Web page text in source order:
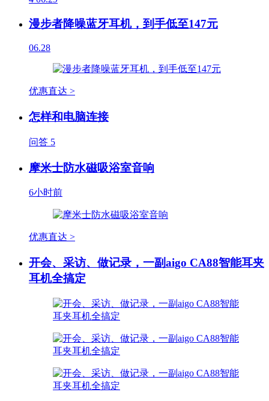
漫步者降噪蓝牙耳机，到手低至147元
06.28
优惠直达 >
怎样和电脑连接
问答 5
摩米士防水磁吸浴室音响
6小时前
优惠直达 >
开会、采访、做记录，一副aigo CA88智能耳夹
耳机全搞定